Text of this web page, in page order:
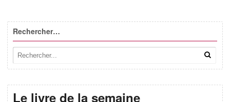
Rechercher…
Le livre de la semaine